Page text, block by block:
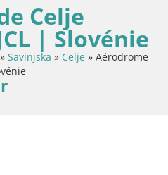
Celje
| Slovénie
Savinjska » Celje » Aérodrome